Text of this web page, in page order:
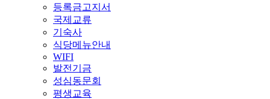
등록금고지서
국제교류
기숙사
식당메뉴안내
WIFI
발전기금
성심동문회
평생교육